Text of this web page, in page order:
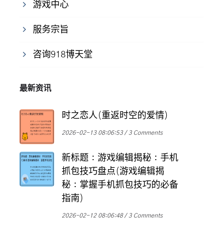
游戏中心
服务宗旨
咨询918博天堂
最新资讯
时之恋人(重返时空的爱情)
2026-02-13 08:06:53 3 Comments
新标题：游戏编辑揭秘：手机
抓包技巧盘点(游戏编辑揭
秘：掌握手机抓包技巧的必备
指南)
2026-02-12 08:06:48 3 Comments